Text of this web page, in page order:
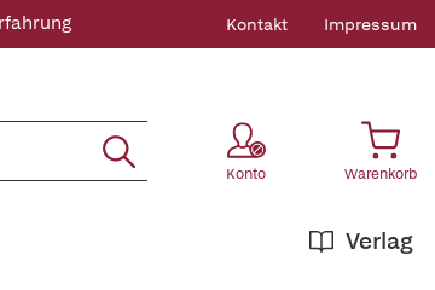
Kontakt Impressum
Konto Warenkorb
Verlag